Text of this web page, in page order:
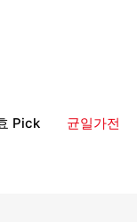
Pick 균일가전